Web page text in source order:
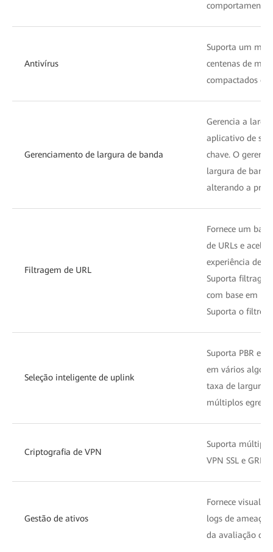
Antivírus
Suporta um
centenas de
compactados
Gerenciamento de largura de banda
Gerencia a
aplicativo de
chave. O
largura de
alterando a
Filtragem de URL
Fornece um
de URLs e
experiência de
Suporta
com base em
Suporta o filtro
Seleção inteligente de uplink
Suporta PBR
em vários
taxa de largura
múltiplos
Criptografia de VPN
Suporta
VPN SSL e GRE.
Gestão de ativos
Fornece
logs de
da avaliação de